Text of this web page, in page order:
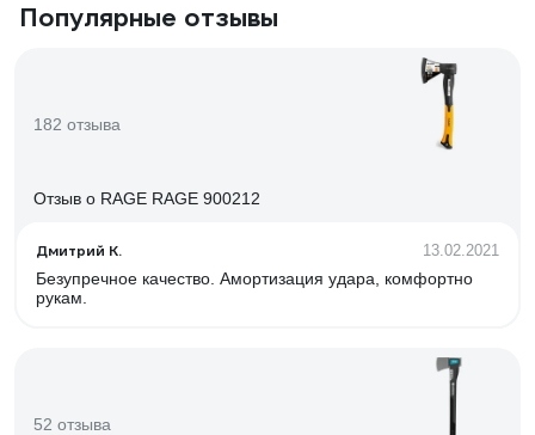
Популярные отзывы
182 отзыва
Отзыв о RAGE RAGE 900212
Дмитрий К. 13.02.2021
Безупречное качество. Амортизация удара, комфортно
рукам.
52 отзыва